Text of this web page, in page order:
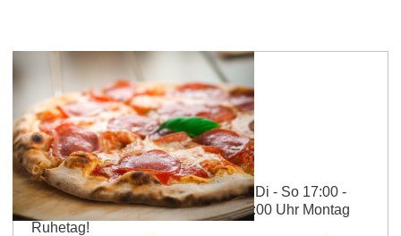
Dorn-Dürkheim
Pizzeria al Campo
Italienische Küche Öffnungszeiten: Di - So 17:00 -
22:00 Uhr, zusätzlich So 12:00 - 15:00 Uhr Montag
Ruhetag!